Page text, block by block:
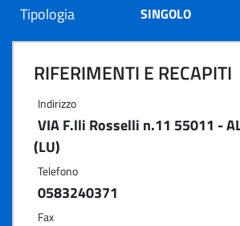
Tipologia SINGOLO
RIFERIMENTI E RECAPITI
Indirizzo
VIA F.lli Rosselli n.11 55011 -
(LU)
Telefono
0583240371
Fax